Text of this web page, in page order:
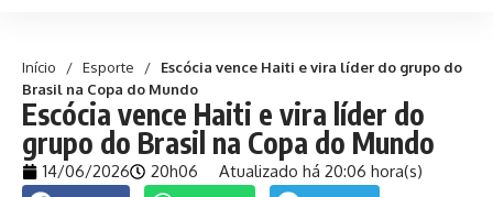
Início / Esporte /
Escócia vence Haiti e vira líder do grupo do
Brasil na Copa do Mundo
Escócia vence Haiti e vira líder do
grupo do Brasil na Copa do Mundo
14/06/2026 20h06 Atualizado há 20:06 hora(s)